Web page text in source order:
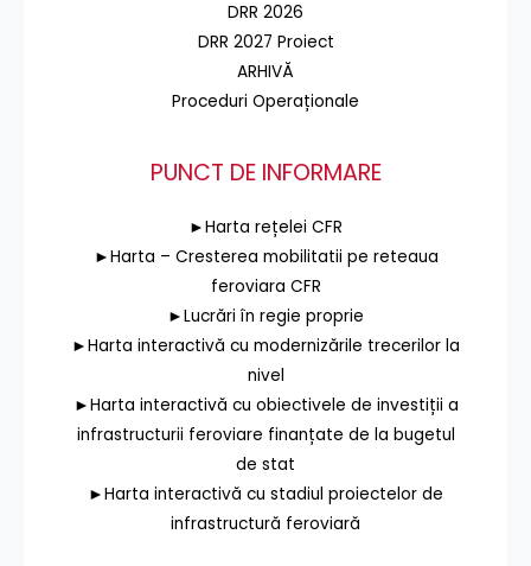
DRR 2026
DRR 2027 Proiect
ARHIVĂ
Proceduri Operaționale
PUNCT DE INFORMARE
►Harta rețelei CFR
►Harta – Cresterea mobilitatii pe reteaua
feroviara CFR
►Lucrări în regie proprie
►Harta interactivă cu modernizările trecerilor la
nivel
►Harta interactivă cu obiectivele de investiții a
infrastructurii feroviare finanțate de la bugetul
de stat
►Harta interactivă cu stadiul proiectelor de
infrastructură feroviară